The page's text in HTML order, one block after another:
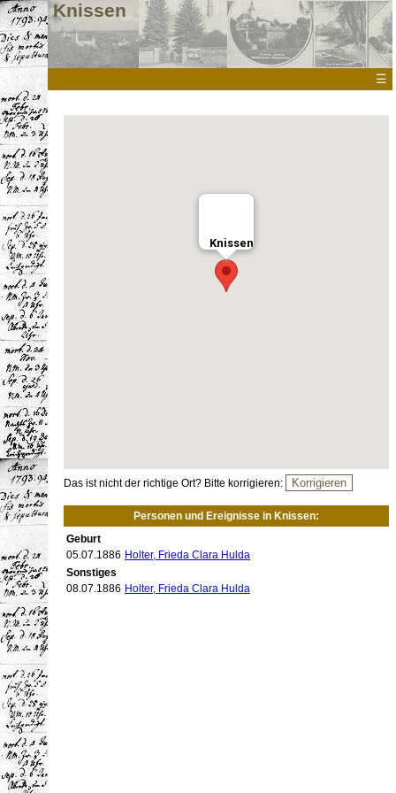
Knissen
☰
Knissen
Das ist nicht der richtige Ort? Bitte korrigieren:
Personen und Ereignisse in Knissen:
Geburt
05.07.1886 Holter, Frieda Clara Hulda
Sonstiges
08.07.1886 Holter, Frieda Clara Hulda